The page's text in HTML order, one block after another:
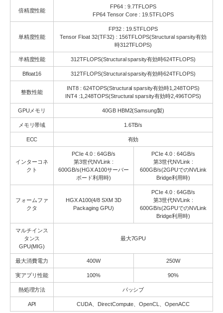
倍精度性能
FP64 : 9.7TFLOPS
FP64 Tensor Core : 19.5TFLOPS
単精度性能
FP32 : 19.5TFLOPS
Tensor Float 32(TF32) : 156TFLOPS(Structural sparsity有効
時312TFLOPS)
半精度性能 312TFLOPS(Structural sparsity有効時624TFLOPS)
Bfloat16 312TFLOPS(Structural sparsity有効時624TFLOPS)
整数性能
INT8 : 624TOPS(Structural sparsity有効時1,248TOPS)
INT4 :1,248TOPS(Structural sparsity有効時2,496TOPS)
GPUメモリ 40GB HBM2(Samsung製)
メモリ帯域 1.6TB/s
ECC 有効
インターコネ
クト
PCIe 4.0 : 64GB/s
第3世代NVLink :
600GB/s(HGX A100サーバー
ボード利用時)
PCIe 4.0 : 64GB/s
第3世代NVLink :
600GB/s(2GPUでのNVLink
Bridge利用時)
フォームファ
クタ
HGX A100(4/8 SXM 3D
Packaging GPU)
PCIe 4.0 : 64GB/s
第3世代NVLink :
600GB/s(2GPUでのNVLink
Bridge利用時)
マルチインス
タンス
GPU(MIG)
最大7GPU
最大消費電力 400W 250W
実アプリ性能 100% 90%
熱処理方法 パッシブ
API CUDA、DirectCompute、OpenCL、OpenACC